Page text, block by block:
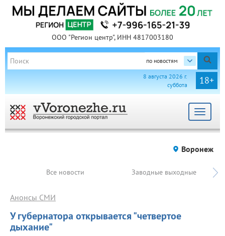
ООО "Регион центр", ИНН 4817003180
по новостям
18+
8 августа 2026 г.
суббота
Toggle
Воронеж
Все новости Заводные выходные
У губернатора открывается "четвертое
дыхание"
Анонсы СМИ